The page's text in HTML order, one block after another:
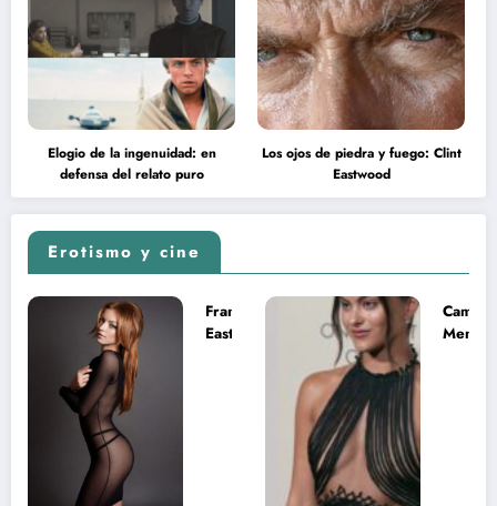
Elogio de la ingenuidad: en
defensa del relato puro
Los ojos de piedra y fuego: Clint
Eastwood
Erotismo y cine
Francesca
Eastwood y
Camila
Mendes